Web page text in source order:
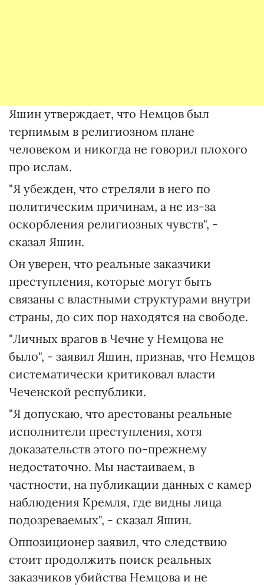
Яшин утверждает, что Немцов был
терпимым в религиозном плане
человеком и никогда не говорил плохого
про ислам.
"Я убежден, что стреляли в него по
политическим причинам, а не из-за
оскорбления религиозных чувств", -
сказал Яшин.
Он уверен, что реальные заказчики
преступления, которые могут быть
связаны с властными структурами внутри
страны, до сих пор находятся на свободе.
"Личных врагов в Чечне у Немцова не
было", - заявил Яшин, признав, что Немцов
систематически критиковал власти
Чеченской республики.
"Я допускаю, что арестованы реальные
исполнители преступления, хотя
доказательств этого по-прежнему
недостаточно. Мы настаиваем, в
частности, на публикации данных с камер
наблюдения Кремля, где видны лица
подозреваемых", - сказал Яшин.
Оппозиционер заявил, что следствию
стоит продолжить поиск реальных
заказчиков убийства Немцова и не